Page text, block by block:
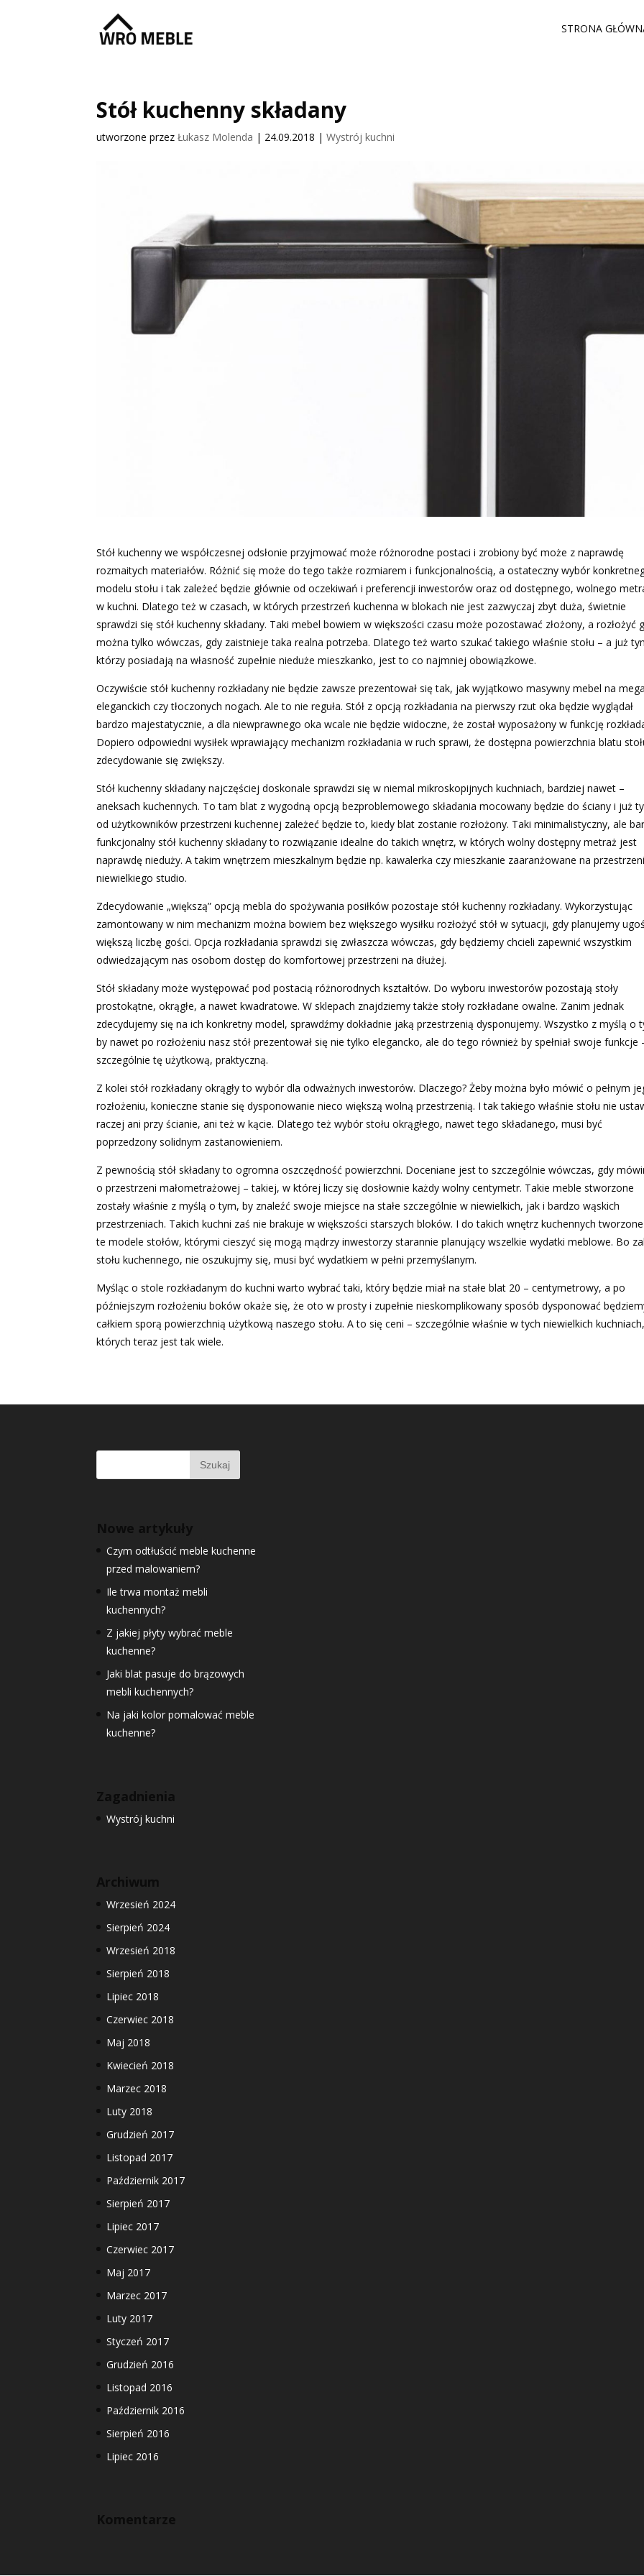
STRONA
Stół kuchenny składany
utworzone przezŁukasz Molenda | 24.09.2018 |Wystrój kuchni
Stół kuchenny we współczesnej odsłonie przyjmować może różnorodne postaci i zrobiony być może z naprawdę
rozmaitych materiałów. Różnić się może do tego także rozmiarem i funkcjonalnością, a ostateczny wybór
modelu stołu i tak zależeć będzie głównie od oczekiwań i preferencji inwestorów oraz od dostępnego, wolnego
w kuchni. Dlatego też w czasach, w których przestrzeń kuchenna w blokach nie jest zazwyczaj zbyt duża, świetnie
sprawdzi się stół kuchenny składany. Taki mebel bowiem w większości czasu może pozostawać złożony, a rozłożyć
można tylko wówczas, gdy zaistnieje taka realna potrzeba. Dlatego też warto szukać takiego właśnie stołu – a już
którzy posiadają na własność zupełnie nieduże mieszkanko, jest to co najmniej obowiązkowe.
Oczywiście stół kuchenny rozkładany nie będzie zawsze prezentował się tak, jak wyjątkowo masywny mebel na
eleganckich czy tłoczonych nogach. Ale to nie reguła. Stół z opcją rozkładania na pierwszy rzut oka będzie wyglądał
bardzo majestatycznie, a dla niewprawnego oka wcale nie będzie widoczne, że został wyposażony w funkcję
Dopiero odpowiedni wysiłek wprawiający mechanizm rozkładania w ruch sprawi, że dostępna powierzchnia blatu
zdecydowanie się zwiększy.
Stół kuchenny składany najczęściej doskonale sprawdzi się w niemal mikroskopijnych kuchniach, bardziej nawet –
aneksach kuchennych. To tam blat z wygodną opcją bezproblemowego składania mocowany będzie do ściany i już
od użytkowników przestrzeni kuchennej zależeć będzie to, kiedy blat zostanie rozłożony. Taki minimalistyczny, ale
funkcjonalny stół kuchenny składany to rozwiązanie idealne do takich wnętrz, w których wolny dostępny metraż jest
naprawdę nieduży. A takim wnętrzem mieszkalnym będzie np. kawalerka czy mieszkanie zaaranżowane na
niewielkiego studio.
Zdecydowanie „większą” opcją mebla do spożywania posiłków pozostaje stół kuchenny rozkładany. Wykorzystując
zamontowany w nim mechanizm można bowiem bez większego wysiłku rozłożyć stół w sytuacji, gdy planujemy
większą liczbę gości. Opcja rozkładania sprawdzi się zwłaszcza wówczas, gdy będziemy chcieli zapewnić wszystkim
odwiedzającym nas osobom dostęp do komfortowej przestrzeni na dłużej.
Stół składany może występować pod postacią różnorodnych kształtów. Do wyboru inwestorów pozostają stoły
prostokątne, okrągłe, a nawet kwadratowe. W sklepach znajdziemy także stoły rozkładane owalne. Zanim jednak
zdecydujemy się na ich konkretny model, sprawdźmy dokładnie jaką przestrzenią dysponujemy. Wszystko z myślą o
by nawet po rozłożeniu nasz stół prezentował się nie tylko elegancko, ale do tego również by spełniał swoje funkcje
szczególnie tę użytkową, praktyczną.
Z kolei stół rozkładany okrągły to wybór dla odważnych inwestorów. Dlaczego? Żeby można było mówić o pełnym
rozłożeniu, konieczne stanie się dysponowanie nieco większą wolną przestrzenią. I tak takiego właśnie stołu nie
raczej ani przy ścianie, ani też w kącie. Dlatego też wybór stołu okrągłego, nawet tego składanego, musi być
poprzedzony solidnym zastanowieniem.
Z pewnością stół składany to ogromna oszczędność powierzchni. Doceniane jest to szczególnie wówczas, gdy
o przestrzeni małometrażowej – takiej, w której liczy się dosłownie każdy wolny centymetr. Takie meble stworzone
zostały właśnie z myślą o tym, by znaleźć swoje miejsce na stałe szczególnie w niewielkich, jak i bardzo wąskich
przestrzeniach. Takich kuchni zaś nie brakuje w większości starszych bloków. I do takich wnętrz kuchennych
te modele stołów, którymi cieszyć się mogą mądrzy inwestorzy starannie planujący wszelkie wydatki meblowe. Bo
stołu kuchennego, nie oszukujmy się, musi być wydatkiem w pełni przemyślanym.
Myśląc o stole rozkładanym do kuchni warto wybrać taki, który będzie miał na stałe blat 20 – centymetrowy, a po
późniejszym rozłożeniu boków okaże się, że oto w prosty i zupełnie nieskomplikowany sposób dysponować
całkiem sporą powierzchnią użytkową naszego stołu. A to się ceni – szczególnie właśnie w tych niewielkich
których teraz jest tak wiele.
Nowe artykuły
Czym odtłuścić meble kuchenne
przed malowaniem?
Ile trwa montaż mebli
kuchennych?
Z jakiej płyty wybrać meble
kuchenne?
Jaki blat pasuje do brązowych
mebli kuchennych?
Na jaki kolor pomalować meble
kuchenne?
Zagadnienia
Wystrój kuchni
Archiwum
Wrzesień 2024
Sierpień 2024
Wrzesień 2018
Sierpień 2018
Lipiec 2018
Czerwiec 2018
Maj 2018
Kwiecień 2018
Marzec 2018
Luty 2018
Grudzień 2017
Listopad 2017
Październik 2017
Sierpień 2017
Lipiec 2017
Czerwiec 2017
Maj 2017
Marzec 2017
Luty 2017
Styczeń 2017
Grudzień 2016
Listopad 2016
Październik 2016
Sierpień 2016
Lipiec 2016
Komentarze